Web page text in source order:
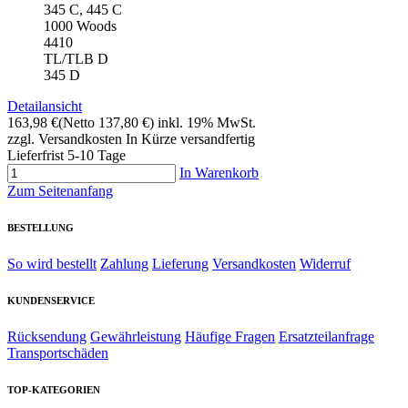
345 C, 445 C
1000 Woods
4410
TL/TLB D
345 D
Detailansicht
163,98 €(Netto 137,80 €) inkl. 19% MwSt.
zzgl. Versandkosten In Kürze versandfertig
Lieferfrist 5-10 Tage
In Warenkorb
Zum Seitenanfang
BESTELLUNG
So wird bestellt Zahlung Lieferung Versandkosten Widerruf
KUNDENSERVICE
Rücksendung Gewährleistung Häufige Fragen Ersatzteilanfrage
Transportschäden
TOP-KATEGORIEN